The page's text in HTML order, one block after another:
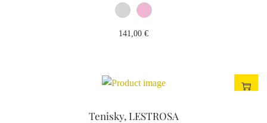
141,00 €
Tenisky, LESTROSA